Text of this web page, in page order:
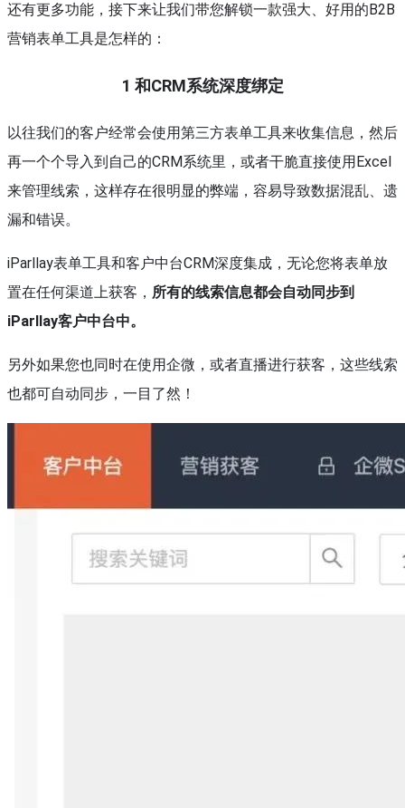
还有更多功能，接下来让我们带您解锁一款强大、好用的B2B
营销表单工具是怎样的：
1 和CRM系统深度绑定
以往我们的客户经常会使用第三方表单工具来收集信息，然后
再一个个导入到自己的CRM系统里，或者干脆直接使用Excel
来管理线索，这样存在很明显的弊端，容易导致数据混乱、遗
漏和错误。
iParllay表单工具和客户中台CRM深度集成，无论您将表单放
置在任何渠道上获客， 所有的线索信息都会自动同步到
iParllay客户中台中。
另外如果您也同时在使用企微，或者直播进行获客，这些线索
也都可自动同步，一目了然！